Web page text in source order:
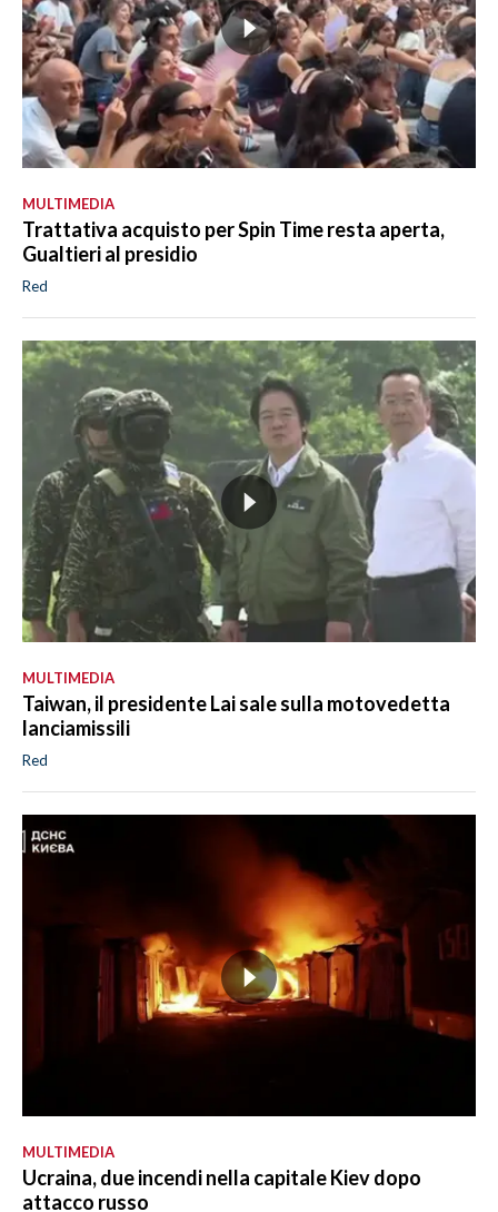
MULTIMEDIA
Trattativa acquisto per Spin Time resta aperta,
Gualtieri al presidio
Red
MULTIMEDIA
Taiwan, il presidente Lai sale sulla motovedetta
lanciamissili
Red
MULTIMEDIA
Ucraina, due incendi nella capitale Kiev dopo
attacco russo